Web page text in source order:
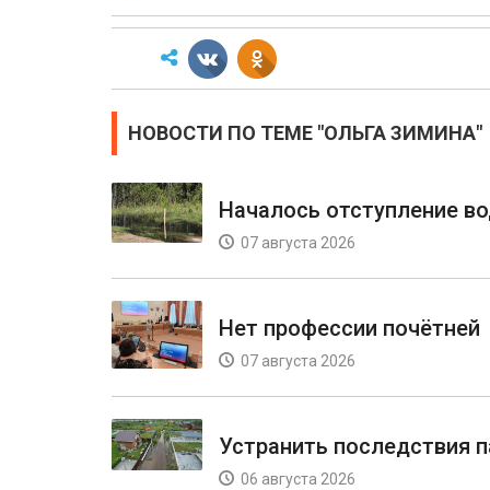
НОВОСТИ ПО ТЕМЕ "ОЛЬГА ЗИМИНА"
Началось отступление
07 августа 2026
Нет профессии почётней
07 августа 2026
Устранить последствия
06 августа 2026